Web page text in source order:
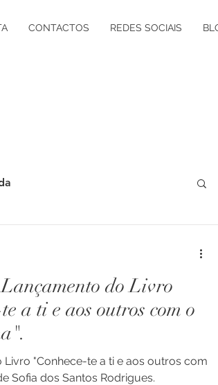
CONTACTOS REDES SOCIAIS
Desenvolvimento Vocacional
do Livro
a ti e aos outros com o
Livro "Conhece-te a ti e aos outros com
Sofia dos Santos Rodrigues.